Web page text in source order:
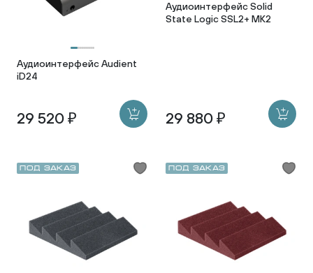
Аудиоинтерфейс Audient
iD24
29 520 ₽
Аудиоинтерфейс Solid
State Logic SSL2+ MK2
29 880 ₽
Под заказ Под заказ